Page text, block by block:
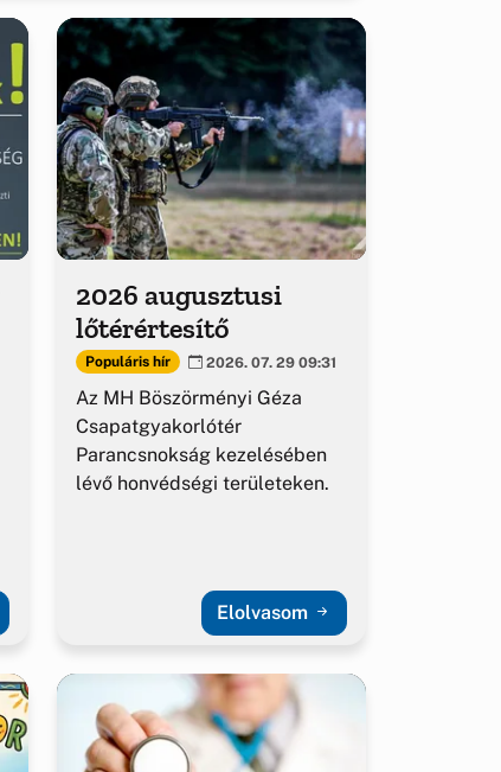
2026 augusztusi
lőtérértesítő
Populáris hír 2026. 07. 29 09:31
Az MH Böszörményi Géza
Csapatgyakorlótér
Parancsnokság kezelésében
lévő honvédségi területeken.
Elolvasom